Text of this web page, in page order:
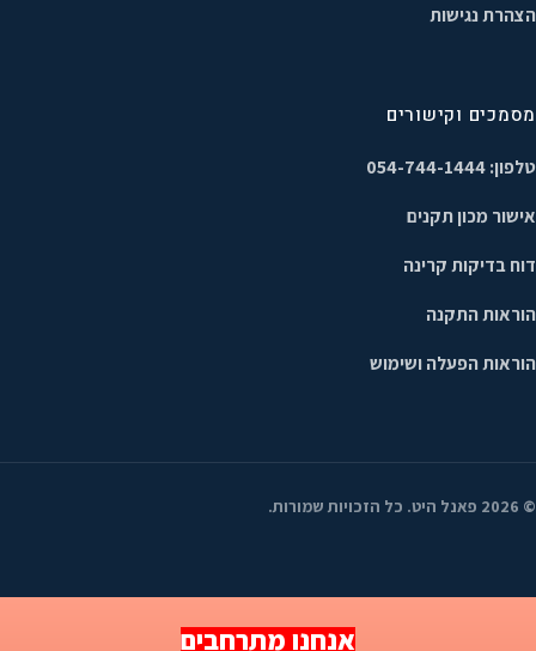
הצהרת נגישות
מסמכים וקישורים
טלפון: 054-744-1444
אישור מכון תקנים
דוח בדיקות קרינה
הוראות התקנה
הוראות הפעלה ושימוש
©
2026 פאנל היט. כל הזכויות שמורות.
אנחנו מתרחבים